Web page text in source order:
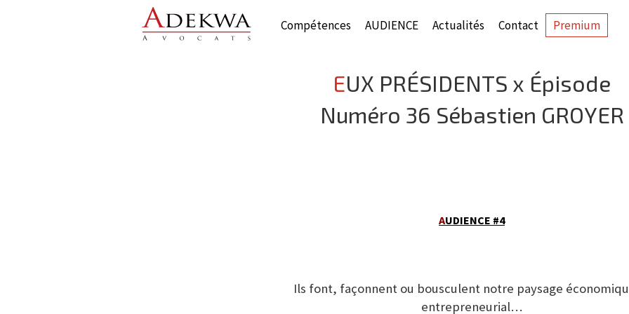
Compétences AUDIENCE Actualités Contact Premium
EUX PRÉSIDENTS x Épisode
Numéro 36 Sébastien GROYER
AUDIENCE #4
Ils font, façonnent ou bousculent notre paysage
entrepreneurial…